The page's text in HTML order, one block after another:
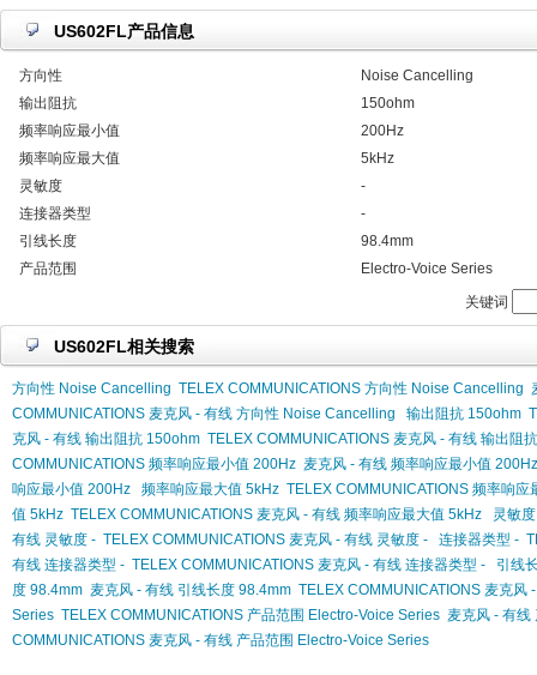
US602FL产品信息
方向性
Noise Cancelling
输出阻抗
150ohm
频率响应最小值
200Hz
频率响应最大值
5kHz
灵敏度
-
连接器类型
-
引线长度
98.4mm
产品范围
Electro-Voice Series
关键词
US602FL相关搜索
方向性 Noise Cancelling TELEX COMMUNICATIONS 方向性 Noise Cancelling
COMMUNICATIONS 麦克风 - 有线 方向性 Noise Cancelling
输出阻抗 150ohm
克风 - 有线 输出阻抗 150ohm TELEX COMMUNICATIONS 麦克风 - 有线 输出阻
COMMUNICATIONS 频率响应最小值 200Hz 麦克风 - 有线 频率响应最小值 200Hz
响应最小值 200Hz
频率响应最大值 5kHz TELEX COMMUNICATIONS 频率响应
值 5kHz TELEX COMMUNICATIONS 麦克风 - 有线 频率响应最大值 5kHz
灵敏
有线 灵敏度 - TELEX COMMUNICATIONS 麦克风 - 有线 灵敏度 - 连接器类型 -
有线 连接器类型 - TELEX COMMUNICATIONS 麦克风 - 有线 连接器类型 -
引线
度 98.4mm 麦克风 - 有线 引线长度 98.4mm TELEX COMMUNICATIONS 麦克风
Series TELEX COMMUNICATIONS 产品范围 Electro-Voice Series 麦克风 - 有线
COMMUNICATIONS 麦克风 - 有线 产品范围 Electro-Voice Series